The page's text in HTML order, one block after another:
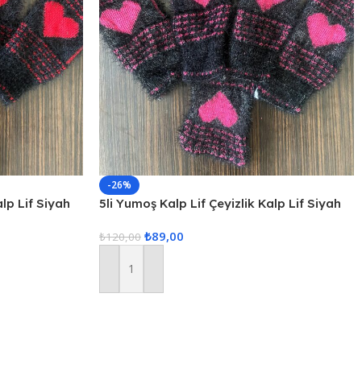
Lif Siyah
-26%
5li Yumoş Kalp Lif Çeyizlik Kalp Lif Siyah
₺120,00 ₺89,00
Sepete Ekle